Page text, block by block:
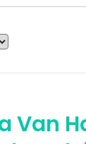
Van